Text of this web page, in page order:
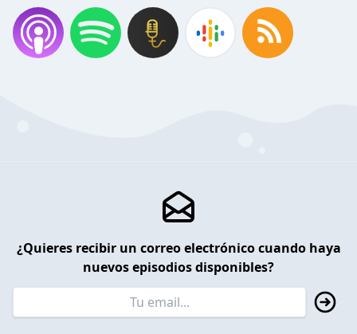
¿Quieres recibir un correo electrónico cuando haya
nuevos episodios disponibles?